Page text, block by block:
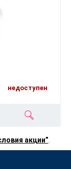
недоступен
акции”